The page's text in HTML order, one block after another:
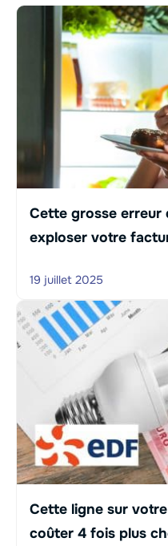
Cette grosse erreur
exploser votre
19 juillet 2025
Cette ligne sur
coûter 4 fois plus